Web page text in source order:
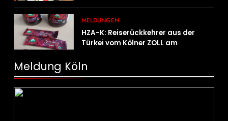
MELDUNGEN
HZA-K: Reiserückkehrer aus der
Türkei vom Kölner ZOLL am
Potenzhonig erwischt / Gefährlicher
Trend hält an
Meldung Köln